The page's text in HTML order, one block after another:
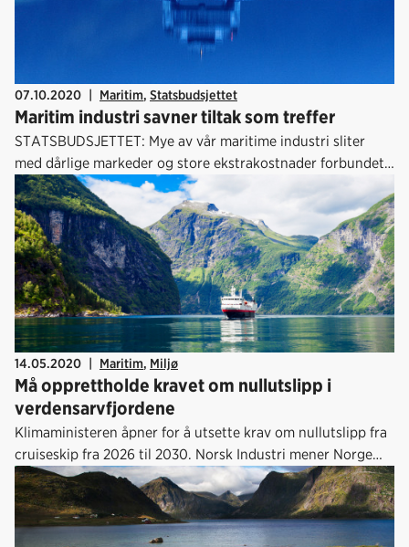
07.10.2020 | Maritim, Statsbudsjettet
Maritim industri savner tiltak som treffer
STATSBUDSJETTET: Mye av vår maritime industri sliter
med dårlige markeder og store ekstrakostnader forbundet
med korona. Regjeringen har kommet med tiltak under
krisen i sommer, og også nå i statsbudsjettet.
14.05.2020 | Maritim, Miljø
Må opprettholde kravet om nullutslipp i
verdensarvfjordene
Klimaministeren åpner for å utsette krav om nullutslipp fra
cruiseskip fra 2026 til 2030. Norsk Industri mener Norge
må opprettholde kravet om nullutslipp i verdensarvfjordene
fra 2026.